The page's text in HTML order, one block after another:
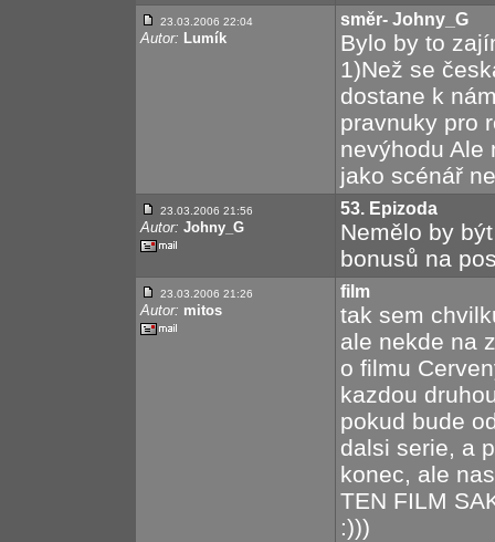
23.03.2006 22:04
Autor: Lumík
směr- Johny_G
Bylo by to
1)Než se
dostane k
pravnuky pro
nevýhodu Ale
jako scénář
23.03.2006 21:56
Autor: Johny_G
53. Epizoda
Nemělo by
bonusů na
23.03.2006 21:26
Autor: mitos
film
tak sem
ale nekde na
o filmu
kazdou
pokud bude
dalsi serie, a
konec, ale
TEN FILM
:)))